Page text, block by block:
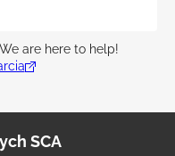
are here to help!
SCA